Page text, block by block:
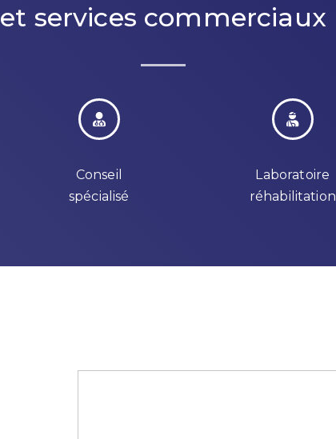
et services commerciaux
Conseil
spécialisé
Laboratoire
réhabilitation